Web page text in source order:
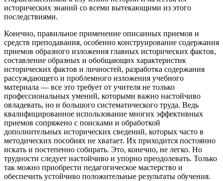
исторических знаний со всеми вытекающими из этого
последствиями.
Конечно, правильное применение описанных приемов и
средств преподавания, особенно конструирование содержания
приемов образного изложения главных исторических фактов,
составление образных и обобщающих характеристик
исторических фактов и личностей, разработка содержания
рассуждающего и проблемного изложения учебного
материала — все это требует от учителя не только
профессиональных умений, которыми важно настойчиво
овладевать, но и большого систематического труда. Ведь
квалифицированное использование многих эффективных
приемов сопряжено с поисками и обработкой
дополнительных исторических сведений, которых часто в
методических пособиях не хватает. Их приходится постоянно
искать и постепенно собирать. Это, конечно, не легко. Но
трудности следует настойчиво и упорно преодолевать. Только
так можно приобрести педагогическое мастерство и
обеспечить устойчиво положительные результаты обучения.